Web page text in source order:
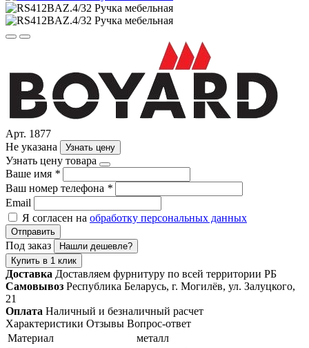
Арт. 1877
Не указана
Узнать цену
Узнать цену товара
Ваше имя *
Ваш номер телефона *
Email
Я согласен на обработку персональных данных
Отправить
Под заказ
Нашли дешевле?
Купить в 1 клик
Доставка Доставляем фурнитуру по всей территории РБ
Самовывоз Республика Беларусь, г. Могилёв, ул. Залуцкого,
21
Оплата Наличный и безналичный расчет
Характеристики Отзывы Вопрос-ответ
Материал
металл